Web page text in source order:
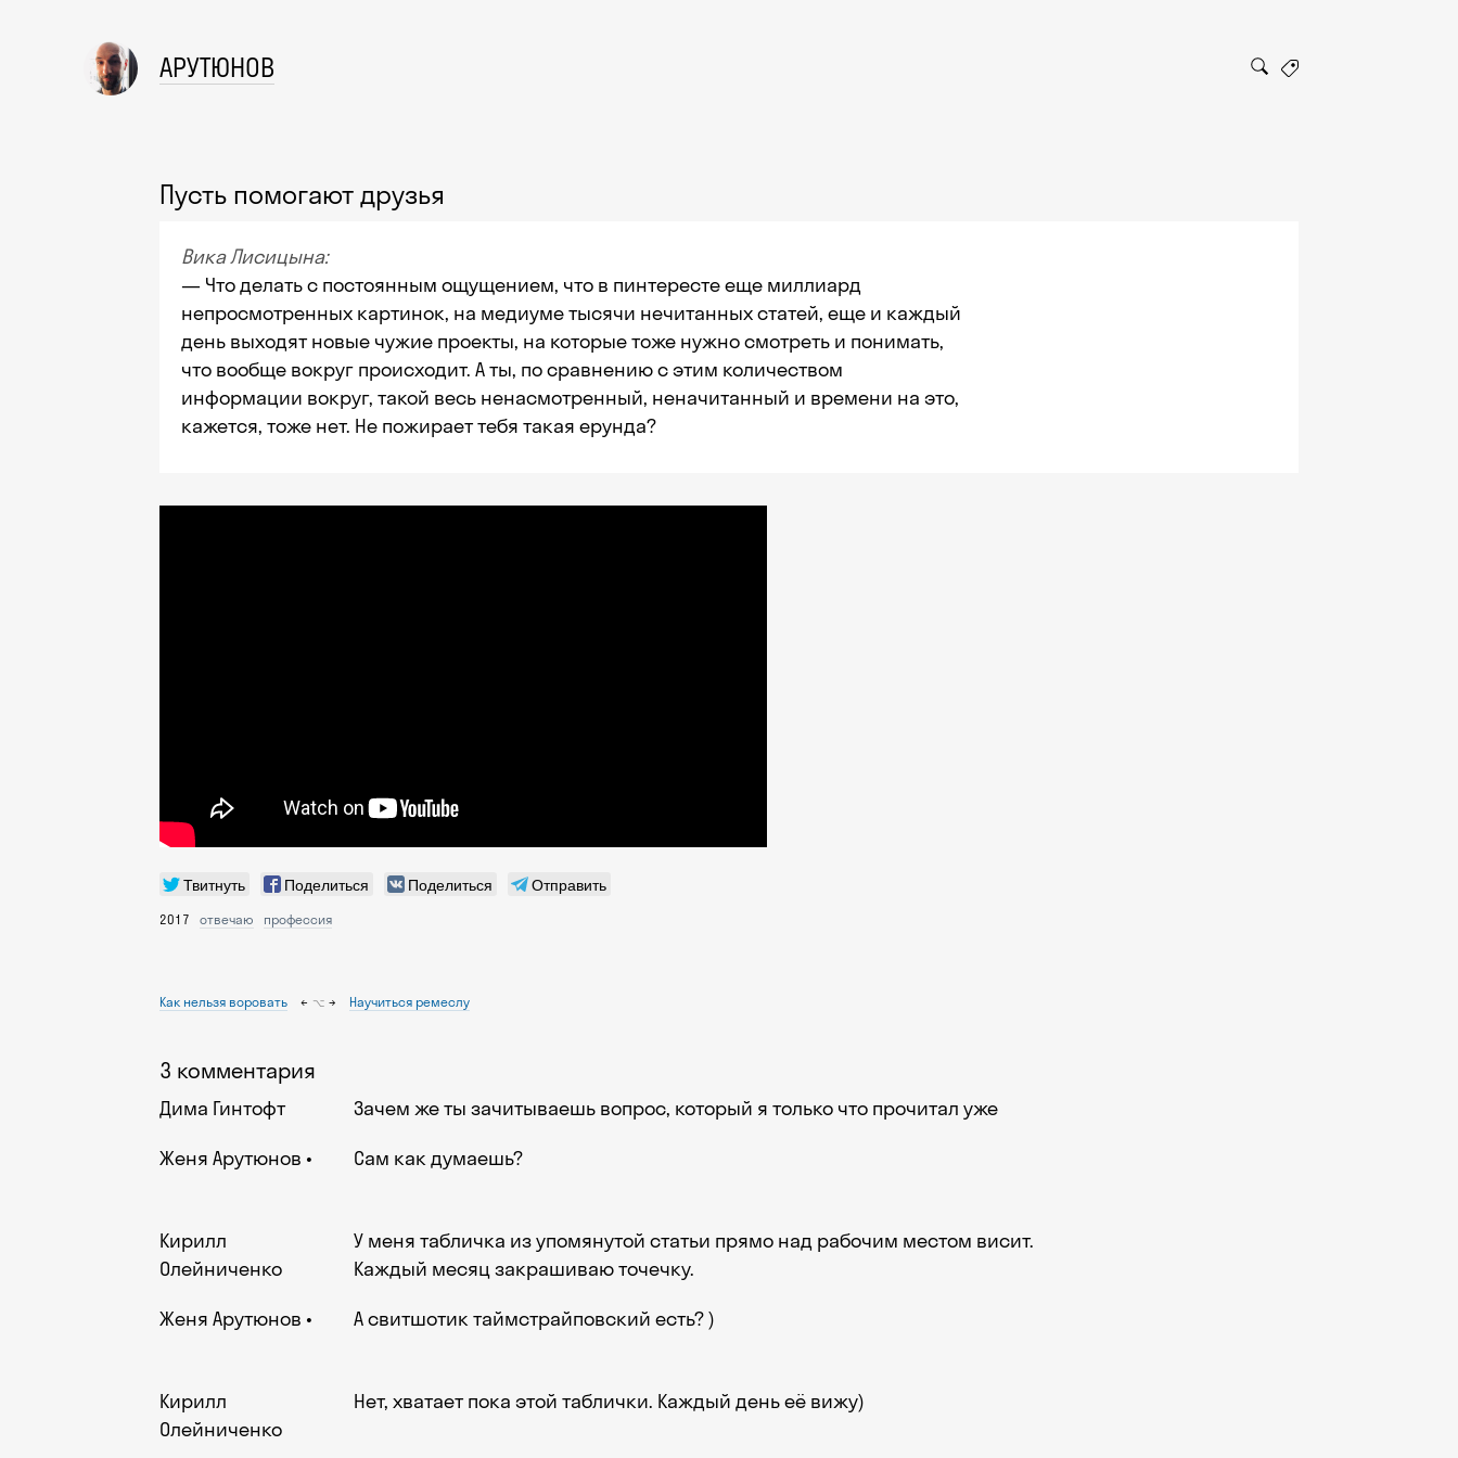
АРУТЮНОВ
Пусть помогают друзья
Вика Лисицына:
— Что делать с постоянным ощущением, что в пинтересте еще миллиард
непросмотренных картинок, на медиуме тысячи нечитанных статей, еще и каждый
день выходят новые чужие проекты, на которые тоже нужно смотреть и понимать,
что вообще вокруг происходит. А ты, по сравнению с этим количеством
информации вокруг, такой весь ненасмотренный, неначитанный и времени на это,
кажется, тоже нет. Не пожирает тебя такая ерунда?
Твитнуть Поделиться Поделиться Отправить
2017 отвечаю профессия
Как нельзя воровать ← ⌥ → Научиться ремеслу
3 комментария
Дима Гинтофт
Зачем же ты зачитываешь вопрос, который я только что прочитал уже
Женя Арутюнов
Сам как думаешь?
Кирилл
Олейниченко
У меня табличка из упомянутой статьи прямо над рабочим местом висит.
Каждый месяц закрашиваю точечку.
Женя Арутюнов
А свитшотик таймстрайповский есть? )
Кирилл
Олейниченко
Нет, хватает пока этой таблички. Каждый день её вижу)